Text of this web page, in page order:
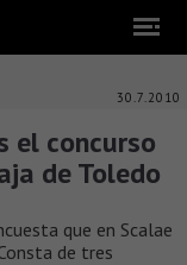
30.7.2010
el concurso
de Toledo
que en Scalae
de tres